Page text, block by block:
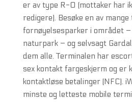
er av type R-O (mottaker har
redigere). Besøke en av
fornøyelsesparker i området –
naturpark – og selvsagt
dem alle. Terminalen har
sex kontakt fargeskjerm og er
kontaktløse betalinger (NFC).
minste og letteste mobile